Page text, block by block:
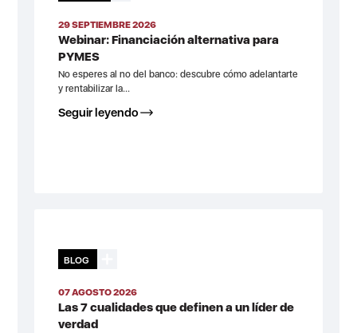
29 SEPTIEMBRE 2026
Webinar: Financiación alternativa para
PYMES
No esperes al no del banco: descubre cómo adelantarte
y rentabilizar la...
Seguir leyendo
BLOG
07 AGOSTO 2026
Las 7 cualidades que definen a un líder de
verdad